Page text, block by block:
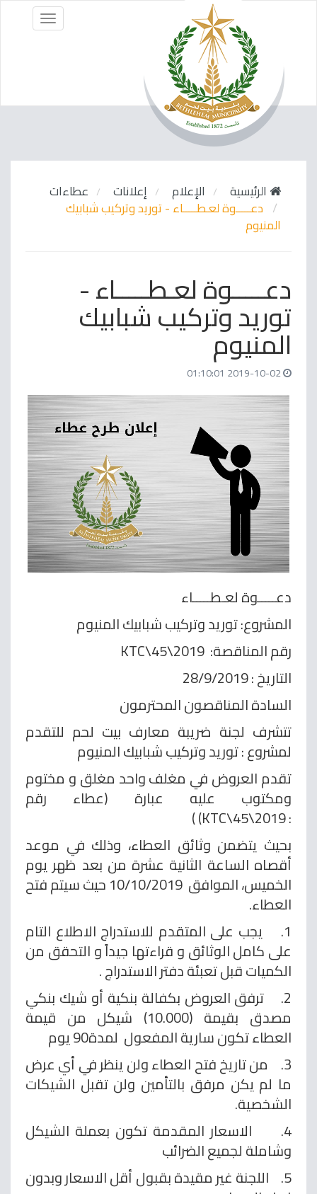
Menu
الرئيسية الإعلام إعلانات عطاءات
دعـــــوة لعـطـــــاء - توريد وتركيب شبابيك
المنيوم
دعـــــوة لعـطـــــاء -
توريد وتركيب شبابيك
المنيوم
2019-10-02 01:10:01
دعـــــوة لعـطـــــاء
المشروع: توريد وتركيب شبابيك المنيوم
رقم المناقصة: KTC\45\2019
التاريخ : 28/9/2019
السادة المناقصون المحترمون
تتشرف لجنة ضريبة معارف بيت لحم للتقدم
لمشروع : توريد وتركيب شبابيك المنيوم
تقدم العروض في مغلف واحد مغلق و مختوم
ومكتوب عليه عبارة (عطاء رقم
: KTC\45\2019) )
بحيث يتضمن وثائق العطاء، وذلك في موعد
أقصاه الساعة الثانية عشرة من بعد ظهر يوم
الخميس، الموافق 10/10/2019 حيث سيتم فتح
العطاء.
1. يجب على المتقدم للاستدراج الاطلاع التام
على كامل الوثائق و قراءتها جيداً و التحقق من
الكميات قبل تعبئة دفتر الاستدراج .
2. ترفق العروض بكفالة بنكية أو شيك بنكي
مصدق بقيمة (10.000) شيكل من قيمة
العطاء تكون سارية المفعول لمدة90 يوم
3. من تاريخ فتح العطاء ولن ينظر في أي عرض
ما لم يكن مرفق بالتأمين ولن تقبل الشيكات
الشخصية.
4. الاسعار المقدمة تكون بعملة الشيكل
وشاملة لجميع الضرائب
5. اللجنة غير مقيدة بقبول أقل الاسعار وبدون